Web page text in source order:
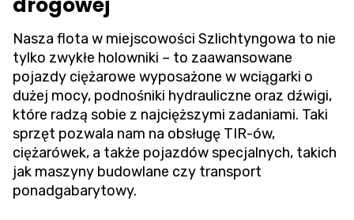
Nasza flota w miejscowości Szlichtyngowa to nie
tylko zwykłe holowniki – to zaawansowane
pojazdy ciężarowe wyposażone w wciągarki o
dużej mocy, podnośniki hydrauliczne oraz dźwigi,
które radzą sobie z najcięższymi zadaniami. Taki
sprzęt pozwala nam na obsługę TIR-ów,
ciężarówek, a także pojazdów specjalnych, takich
jak maszyny budowlane czy transport
ponadgabarytowy.